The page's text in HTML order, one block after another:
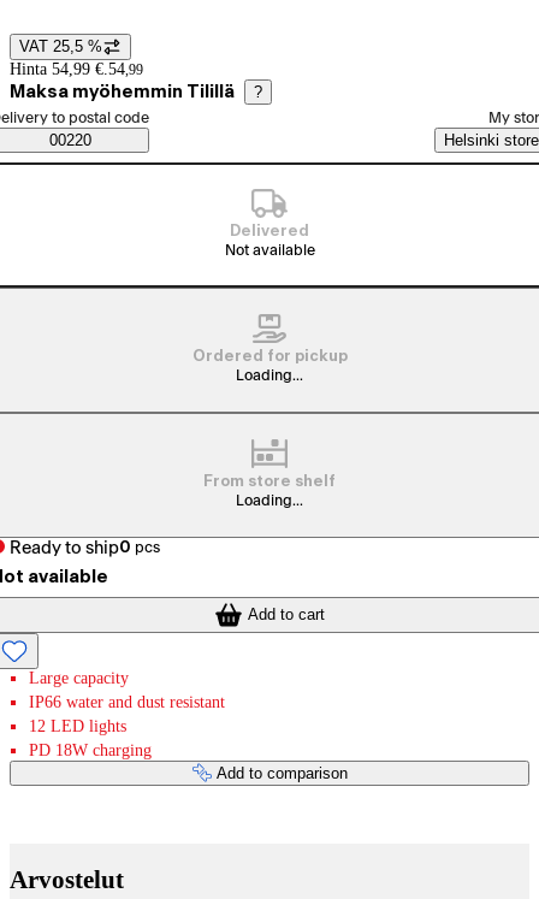
Price details
VAT 25,5 %
Hinta 54,99 €. 54,99
Maksa myöhemmin Tilillä ?
Saatavuustiedot
order method
to postal code
00220
My
Helsinki store
Delivered
Not available
Ordered for pickup
Loading...
From store shelf
Loading...
Ready to ship0 pcs
available
Add to cart
Large capacity
IP66 water and dust resistant
12 LED lights
PD 18W charging
Add to comparison
Arvostelut